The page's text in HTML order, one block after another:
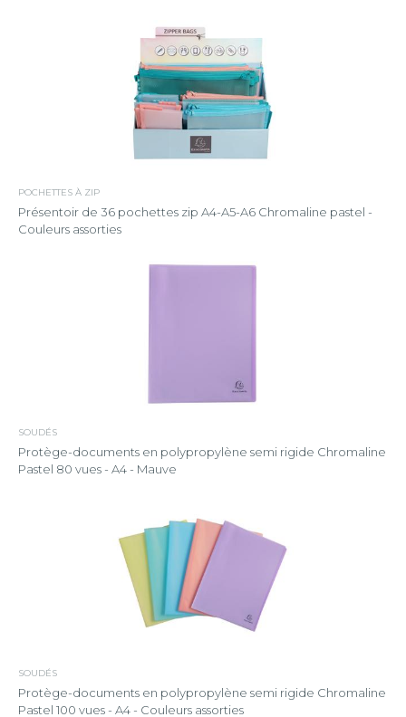
POCHETTES À ZIP
Présentoir de 36 pochettes zip A4-A5-A6 Chromaline pastel -
Couleurs assorties
SOUDÉS
Protège-documents en polypropylène semi rigide Chromaline
Pastel 80 vues - A4 - Mauve
SOUDÉS
Protège-documents en polypropylène semi rigide Chromaline
Pastel 100 vues - A4 - Couleurs assorties